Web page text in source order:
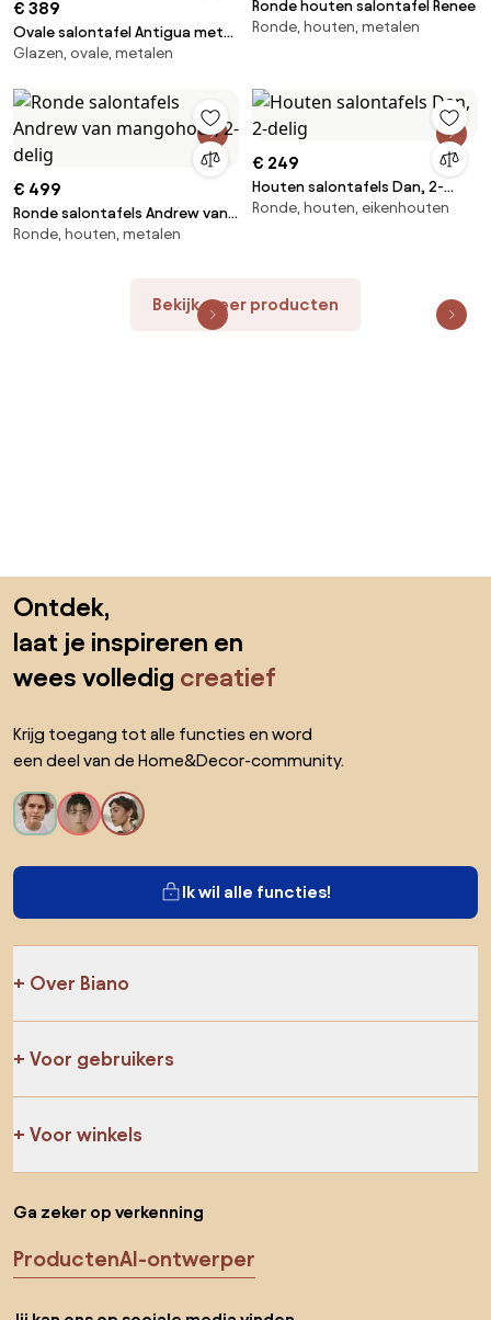
€ 389
Ovale salontafel Antigua met
glazen tafelblad in marmerlook
Glazen, ovale, metalen
Ronde houten salontafel Renee
Ronde, houten, metalen
€ 499
Ronde salontafels Andrew van
mangohout, 2-delig
Ronde, houten, metalen
€ 249
Houten salontafels Dan, 2-
delig
Ronde, houten, eikenhouten
Bekijk meer producten
Ontdek,
laat je inspireren en
wees volledig creatief
Krijg toegang tot alle functies en word
een deel van de Home&Decor-community.
Ik wil alle functies!
Over Biano
Voor gebruikers
Voor winkels
Ga zeker op verkenning
ProductenAI-ontwerper